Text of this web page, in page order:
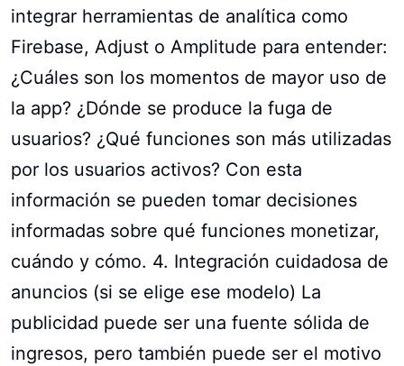
integrar herramientas de analítica como
Firebase, Adjust o Amplitude para entender:
¿Cuáles son los momentos de mayor uso de
la app? ¿Dónde se produce la fuga de
usuarios? ¿Qué funciones son más utilizadas
por los usuarios activos? Con esta
información se pueden tomar decisiones
informadas sobre qué funciones monetizar,
cuándo y cómo. 4. Integración cuidadosa de
anuncios (si se elige ese modelo) La
publicidad puede ser una fuente sólida de
ingresos, pero también puede ser el motivo